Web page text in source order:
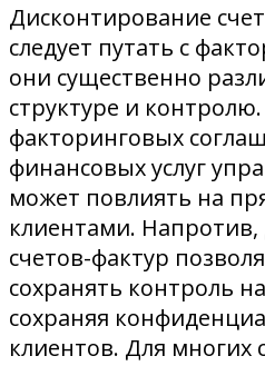
Дисконтирование
следует путать с
они существенно
структуре и
факторинговых
финансовых услуг
может повлиять на
клиентами.
счетов-фактур
сохранять контроль
сохраняя
клиентов. Для многих